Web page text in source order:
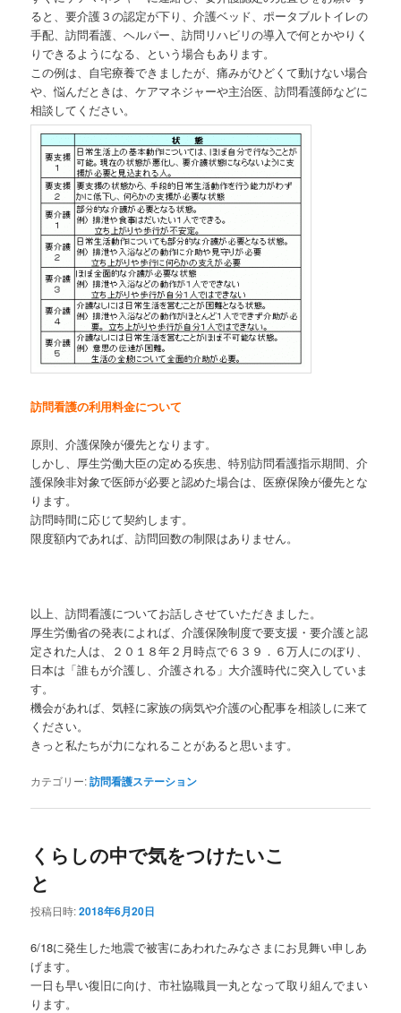
ると、要介護３の認定が下り、介護ベッド、ポータブルトイレの
手配、訪問看護、ヘルパー、訪問リハビリの導入で何とかやりく
りできるようになる、という場合もあります。
この例は、自宅療養できましたが、痛みがひどくて動けない場合
や、悩んだときは、ケアマネジャーや主治医、訪問看護師などに
相談してください。
訪問看護の利用料金について
原則、介護保険が優先となります。
しかし、厚生労働大臣の定める疾患、特別訪問看護指示期間、介
護保険非対象で医師が必要と認めた場合は、医療保険が優先とな
ります。
訪問時間に応じて契約します。
限度額内であれば、訪問回数の制限はありません。
以上、訪問看護についてお話しさせていただきました。
厚生労働省の発表によれば、介護保険制度で要支援・要介護と認
定された人は、２０１８年２月時点で６３９．６万人にのぼり、
日本は「誰もが介護し、介護される」大介護時代に突入していま
す。
機会があれば、気軽に家族の病気や介護の心配事を相談しに来て
ください。
きっと私たちが力になれることがあると思います。
カテゴリー:訪問看護ステーション
くらしの中で気をつけたいこ
と
投稿日時:2018年6月20日
6/18に発生した地震で被害にあわれたみなさまにお見舞い申しあ
げます。
一日も早い復旧に向け、市社協職員一丸となって取り組んでまい
ります。